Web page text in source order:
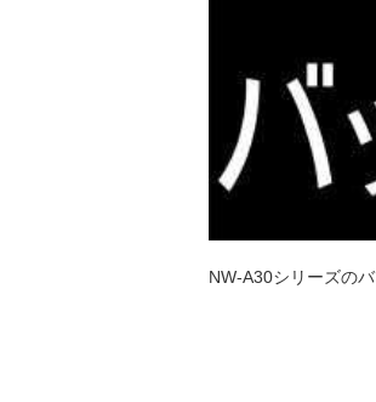
NW-A30シリーズの